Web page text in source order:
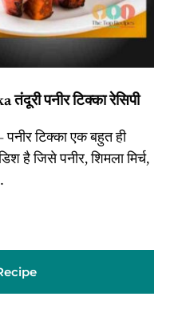
पनीर टिक्का रेसिपी
टिक्का एक बहुत ही
है जिसे पनीर, शिमला मिर्च,